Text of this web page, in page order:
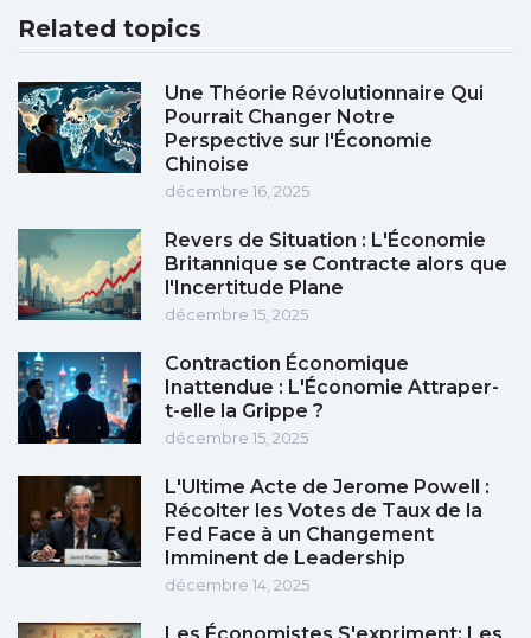
Related topics
Une Théorie Révolutionnaire Qui
Pourrait Changer Notre
Perspective sur l'Économie
Chinoise
décembre 16, 2025
Revers de Situation : L'Économie
Britannique se Contracte alors que
l'Incertitude Plane
décembre 15, 2025
Contraction Économique
Inattendue : L'Économie Attraper-
t-elle la Grippe ?
décembre 15, 2025
L'Ultime Acte de Jerome Powell :
Récolter les Votes de Taux de la
Fed Face à un Changement
Imminent de Leadership
décembre 14, 2025